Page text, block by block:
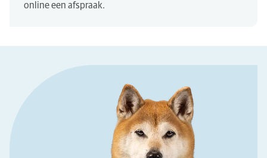
online een afspraak.